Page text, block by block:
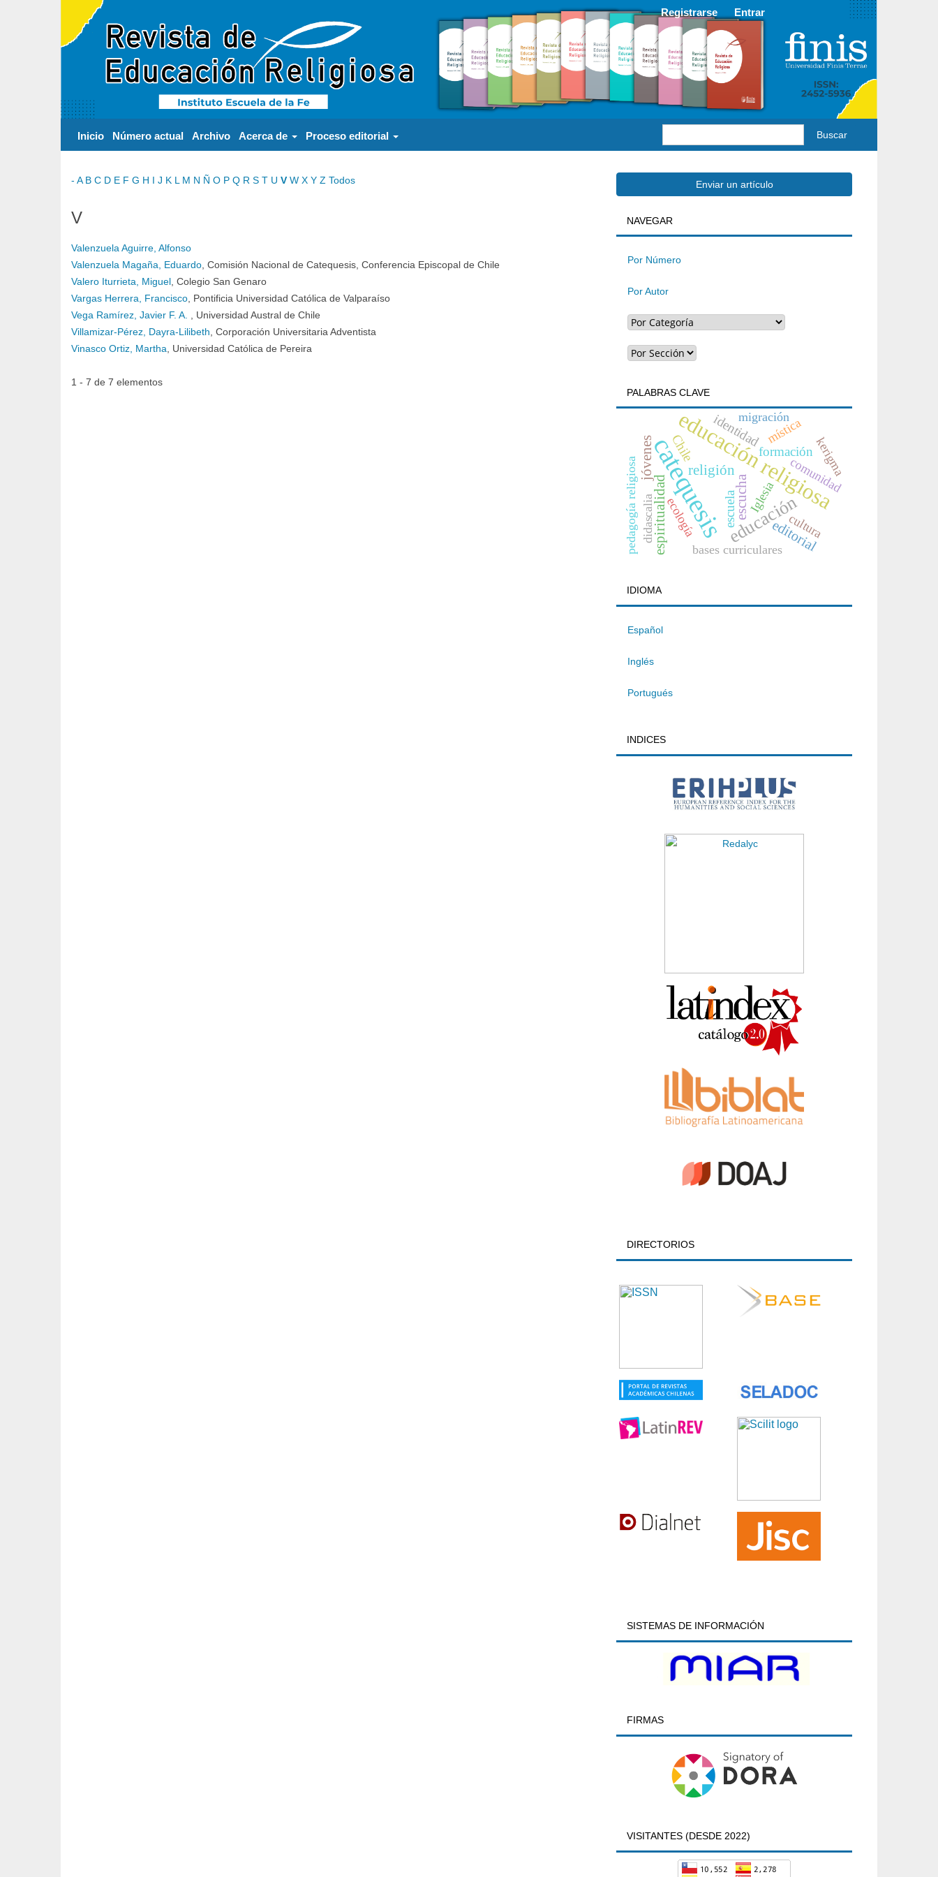
Registrarse Entrar
Inicio Número actual Archivo Acerca de Proceso editorial Buscar
- A B C D E F G H I J K L M N Ñ O P Q R S T U V W X Y Z Todos
V
Valenzuela Aguirre, Alfonso
Valenzuela Magaña, Eduardo , Comisión Nacional de Catequesis, Conferencia Episcopal de Chile
Valero Iturrieta, Miguel , Colegio San Genaro
Vargas Herrera, Francisco , Pontificia Universidad Católica de Valparaíso
Vega Ramírez, Javier F. A.
, Universidad Austral de Chile
Villamizar-Pérez, Dayra-Lilibeth , Corporación Universitaria Adventista
Vinasco Ortiz, Martha , Universidad Católica de Pereira
1 - 7 de 7 elementos
Enviar
un
artículo
Enviar un artículo
BUSQUEDA
NAVEGAR
Por Número
Por Autor
PALABRAS CLAVE
catequesis
educación religiosa
educación
escucha
jóvenes
espiritualidad
religión
editorial
Chile formación
escuela
identidadmigración
pedagogía religiosa cultura
mística
bases curriculares
comunidad
ecología
kerigma
didascalia Iglesia
IDIOMA
Español
Inglés
Portugués
INDICES
DIRECTORIOS
SISTEMAS DE INFORMACIÓN
FIRMAS
VISITANTES (DESDE 2022)